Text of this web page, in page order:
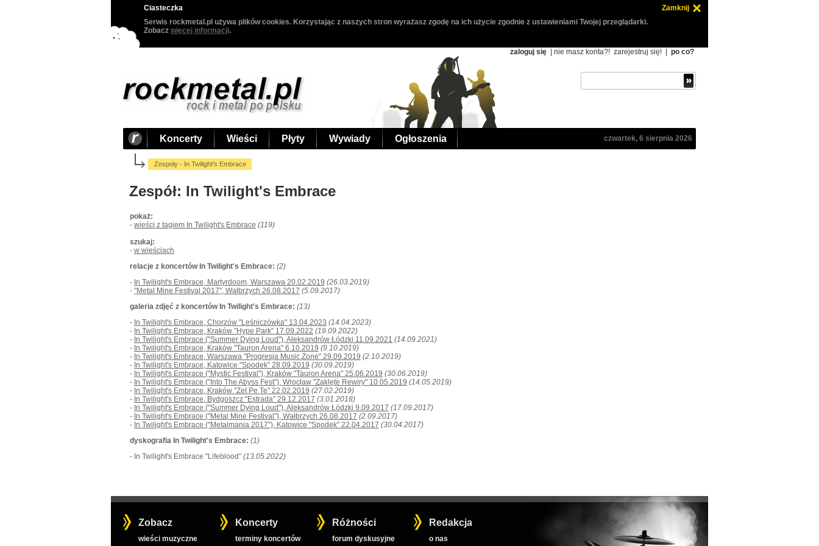
Ciasteczka
Zamknij
Serwis rockmetal.pl używa plików cookies. Korzystając z naszych stron wyrażasz zgodę na ich użycie zgodnie z ustawieniami Twojej przeglądarki.
Zobacz więcej informacji.
zaloguj się | nie masz konta?! zarejestruj się! po co?
Koncerty Wieści Płyty Wywiady Ogłoszenia czwartek, 6 sierpnia 2026
Zespoły - In Twilight's Embrace
Zespół: In Twilight's Embrace
pokaż:
- wieści z tagiem In Twilight's Embrace (119)
szukaj:
- w wieściach
relacje z koncertów In Twilight's Embrace: (2)
- In Twilight's Embrace, Martyrdoom, Warszawa 20.02.2019 (26.03.2019)
- "Metal Mine Festival 2017", Wałbrzych 26.08.2017 (5.09.2017)
galeria zdjęć z koncertów In Twilight's Embrace: (13)
- In Twilight's Embrace, Chorzów "Leśniczówka" 13.04.2023 (14.04.2023)
- In Twilight's Embrace, Kraków "Hype Park" 17.09.2022 (19.09.2022)
- In Twilight's Embrace ("Summer Dying Loud"), Aleksandrów Łódzki 11.09.2021 (14.09.2021)
- In Twilight's Embrace, Kraków "Tauron Arena" 6.10.2019 (9.10.2019)
- In Twilight's Embrace, Warszawa "Progresja Music Zone" 29.09.2019 (2.10.2019)
- In Twilight's Embrace, Katowice "Spodek" 28.09.2019 (30.09.2019)
- In Twilight's Embrace ("Mystic Festival"), Kraków "Tauron Arena" 25.06.2019 (30.06.2019)
- In Twilight's Embrace ("Into The Abyss Fest"), Wrocław "Zaklęte Rewiry" 10.05.2019 (14.05.2019)
- In Twilight's Embrace, Kraków "Zet Pe Te" 22.02.2019 (27.02.2019)
- In Twilight's Embrace, Bydgoszcz "Estrada" 29.12.2017 (3.01.2018)
- In Twilight's Embrace ("Summer Dying Loud"), Aleksandrów Łódzki 9.09.2017 (17.09.2017)
- In Twilight's Embrace ("Metal Mine Festival"), Wałbrzych 26.08.2017 (2.09.2017)
- In Twilight's Embrace ("Metalmania 2017"), Katowice "Spodek" 22.04.2017 (30.04.2017)
dyskografia In Twilight's Embrace: (1)
- In Twilight's Embrace "Lifeblood" (13.05.2022)
Zobacz
wieści muzyczne
Koncerty
terminy koncertów
Różności
forum dyskusyjne
Redakcja
o nas